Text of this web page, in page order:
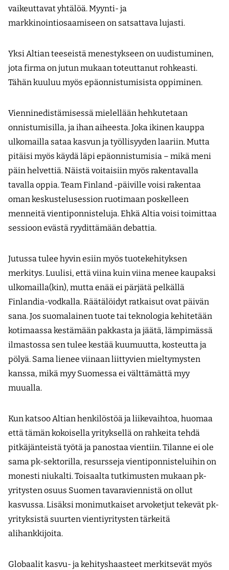
vaikeuttavat yhtälöä. Myynti- ja
markkinointiosaamiseen on satsattava lujasti.
Yksi Altian teeseistä menestykseen on uudistuminen,
jota firma on jutun mukaan toteuttanut rohkeasti.
Tähän kuuluu myös epäonnistumisista oppiminen.
Vienninedistämisessä mielellään hehkutetaan
onnistumisilla, ja ihan aiheesta. Joka ikinen kauppa
ulkomailla sataa kasvun ja työllisyyden laariin. Mutta
pitäisi myös käydä läpi epäonnistumisia – mikä meni
päin helvettiä. Näistä voitaisiin myös rakentavalla
tavalla oppia. Team Finland -päiville voisi rakentaa
oman keskustelusession ruotimaan poskelleen
menneitä vientiponnisteluja. Ehkä Altia voisi toimittaa
sessioon evästä ryydittämään debattia.
Jutussa tulee hyvin esiin myös tuotekehityksen
merkitys. Luulisi, että viina kuin viina menee kaupaksi
ulkomailla(kin), mutta enää ei pärjätä pelkällä
Finlandia-vodkalla. Räätälöidyt ratkaisut ovat päivän
sana. Jos suomalainen tuote tai teknologia kehitetään
kotimaassa kestämään pakkasta ja jäätä, lämpimässä
ilmastossa sen tulee kestää kuumuutta, kosteutta ja
pölyä. Sama lienee viinaan liittyvien mieltymysten
kanssa, mikä myy Suomessa ei välttämättä myy
muualla.
Kun katsoo Altian henkilöstöä ja liikevaihtoa, huomaa
että tämän kokoisella yrityksellä on rahkeita tehdä
pitkäjänteistä työtä ja panostaa vientiin. Tilanne ei ole
sama pk-sektorilla, resursseja vientiponnisteluihin on
monesti niukalti. Toisaalta tutkimusten mukaan pk-
yritysten osuus Suomen tavaraviennistä on ollut
kasvussa. Lisäksi monimutkaiset arvoketjut tekevät pk-
yrityksistä suurten vientiyritysten tärkeitä
alihankkijoita.
Globaalit kasvu- ja kehityshaasteet merkitsevät myös